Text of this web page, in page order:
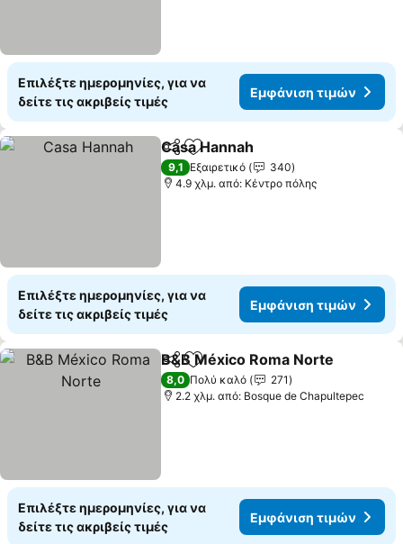
Επιλέξτε ημερομηνίες, για να
δείτε τις ακριβείς τιμές
Εμφάνιση τιμών
Κοινοποίηση
Προσθήκη στα αγαπημένα
Casa Hannah
9,1 Εξαιρετικό
340
4.9 χλμ. από: Κέντρο πόλης
Επιλέξτε ημερομηνίες, για να
δείτε τις ακριβείς τιμές
Εμφάνιση τιμών
Κοινοποίηση
Προσθήκη στα αγαπημένα
B&B México Roma Norte
8,0 Πολύ καλό
271
2.2 χλμ. από: Bosque de Chapultepec
Επιλέξτε ημερομηνίες, για να
δείτε τις ακριβείς τιμές
Εμφάνιση τιμών